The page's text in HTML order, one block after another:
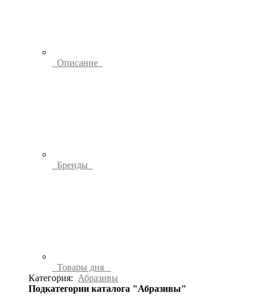
Описание
Бренды
Товары дня
Категория: Абразивы
Подкатегории каталога "Абразивы"